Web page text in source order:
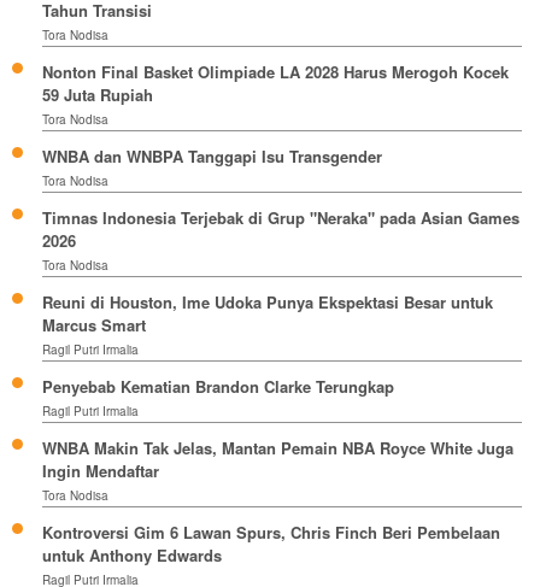
Tahun Transisi
Tora Nodisa
Nonton Final Basket Olimpiade LA 2028 Harus Merogoh Kocek
59 Juta Rupiah
Tora Nodisa
WNBA dan WNBPA Tanggapi Isu Transgender
Tora Nodisa
Timnas Indonesia Terjebak di Grup "Neraka" pada Asian Games
2026
Tora Nodisa
Reuni di Houston, Ime Udoka Punya Ekspektasi Besar untuk
Marcus Smart
Ragil Putri Irmalia
Penyebab Kematian Brandon Clarke Terungkap
Ragil Putri Irmalia
WNBA Makin Tak Jelas, Mantan Pemain NBA Royce White Juga
Ingin Mendaftar
Tora Nodisa
Kontroversi Gim 6 Lawan Spurs, Chris Finch Beri Pembelaan
untuk Anthony Edwards
Ragil Putri Irmalia